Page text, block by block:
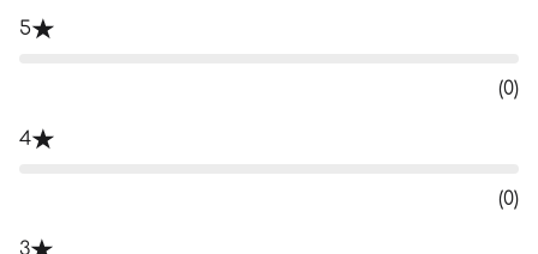
5
(0)
4
(0)
3